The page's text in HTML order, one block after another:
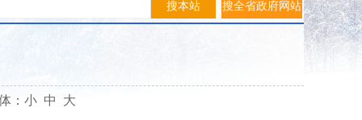
： 小 中 大